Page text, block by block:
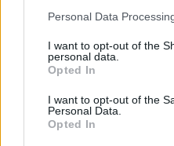
Personal Data
I want to opt-out of the
personal data.
Opted In
I want to opt-out of the
Personal Data.
Opted In
διδακτική ώρα.
ΜΕ ΟΡΑΜΑ
ATH/TECH
φιλοξενεί στις τάξεις
εξωτερικό (καθώς τα